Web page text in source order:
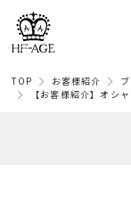
TOP お客様紹介
【お客様紹介】オシ